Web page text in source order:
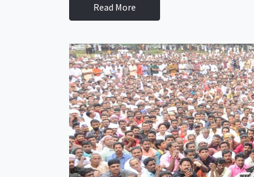
Read More